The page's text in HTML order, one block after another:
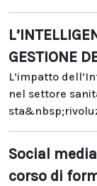
GESTIONE
L’impatto
nel settore
Social
corso di